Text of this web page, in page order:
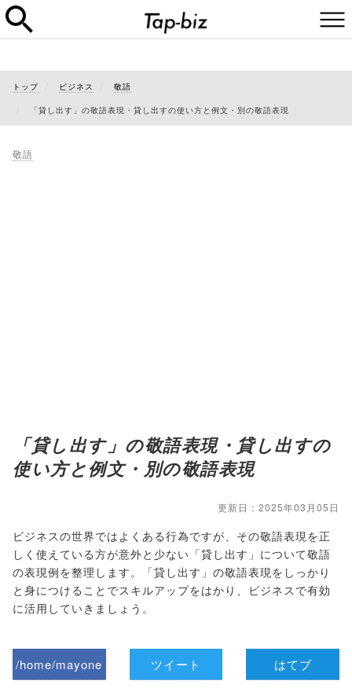
トップ ビジネス 敬語
「貸し出す」の敬語表現・貸し出すの使い方と例文・別の敬語表現
敬語
「貸し出す」の敬語表現・貸し出すの
使い方と例文・別の敬語表現
更新日：2025年03月05日
ビジネスの世界ではよくある行為ですが、その敬語表現を正
しく使えている方が意外と少ない「貸し出す」について敬語
の表現例を整理します。「貸し出す」の敬語表現をしっかり
と身につけることでスキルアップをはかり、ビジネスで有効
に活用していきましょう。
/home/mayone
ツイート はてブ